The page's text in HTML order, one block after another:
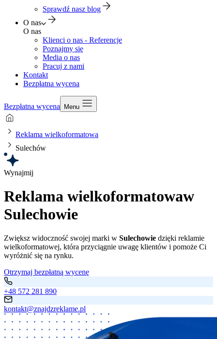
Sprawdź nasz blog
O nas
O nas
Klienci o nas - Referencje
Poznajmy się
Media o nas
Pracuj z nami
Kontakt
Bezpłatna wycena
Bezpłatna wycena Menu
Reklama wielkoformatowa
Sulechów
Wynajmij
Reklama wielkoformatowaw
Sulechowie
Zwiększ widoczność swojej marki w Sulechowie dzięki reklamie
wielkoformatowej, która przyciągnie uwagę klientów i pomoże Ci
wyróżnić się na rynku.
Otrzymaj bezpłatną wycenę
+48 572 281 890
kontakt@znajdzreklame.pl